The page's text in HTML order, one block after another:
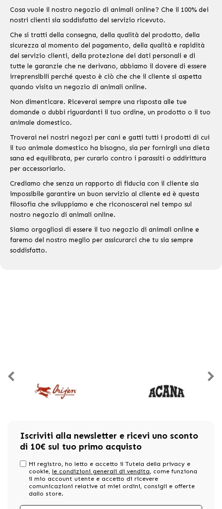
Cosa vuole il nostro negozio di animali online? Che il 100% dei
nostri clienti sia soddisfatto del servizio ricevuto.
Che si tratti della consegna, della qualità del prodotto, della
sicurezza al momento del pagamento, della qualità e rapidità
del servizio clienti, della protezione dei dati personali e di
tutte le garanzie che ne derivano, abbiamo il dovere di essere
irreprensibili perché questo è ciò che che il cliente si aspetta
quando visita un negozio di animali online.
Non dimenticare. Riceverai sempre una risposta alle tue
domande o dubbi riguardanti il ​​tuo ordine, un prodotto o il tuo
animale domestico.
Troverai nei nostri negozi per cani e gatti tutti i prodotti di cui
il tuo animale domestico ha bisogno, sia per fornirgli una dieta
sana ed equilibrata, per curarlo contro i parassiti o addirittura
per accessoriarlo.
Crediamo che senza un rapporto di fiducia con il cliente sia
impossibile garantire un buon servizio al cliente ed è questa
filosofia che sviluppiamo e che riconoscerai nel tempo sul
nostro negozio di animali online.
Siamo orgogliosi di essere il tuo negozio di animali online e
faremo del nostro meglio per assicurarci che tu sia sempre
soddisfatto.
Iscriviti alla newsletter e ricevi uno sconto
di 10€ sul tuo primo acquisto
Mi registro, ho letto e accetto il Tutela della privacy e
cookie, le condizioni generali di vendita, come funziona
il mio account utente e accetto di ricevere
comunicazioni relative ai miei ordini, consigli e offerte
dallo store.